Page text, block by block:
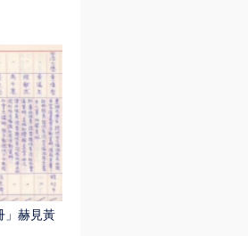
」赫見黃